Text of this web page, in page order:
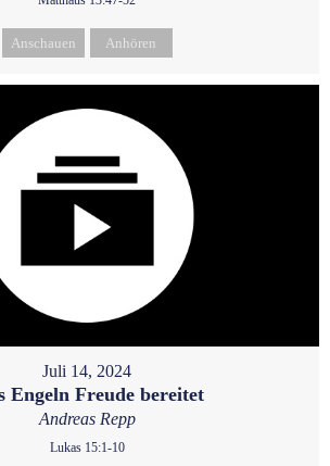
Anschauen Anhören
Juli 14, 2024
Engeln Freude bereitet
Andreas Repp
Lukas 15:1-10